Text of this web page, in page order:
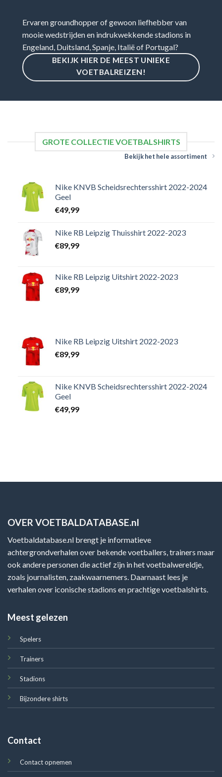
Ervaren groundhopper of gewoon liefhebber van
mooie wedstrijden en indrukwekkende stadions in
Engeland, Duitsland, Spanje, Italië of Portugal?
BEKIJK HIER DE MEEST UNIEKE
VOETBALREIZEN!
GROTE COLLECTIE VOETBALSHIRTS
Bekijk het hele assortiment
Nike KNVB Scheidsrechtersshirt 2022-2024
Geel
€49,99
Nike RB Leipzig Thuisshirt 2022-2023
€89,99
Nike RB Leipzig Uitshirt 2022-2023
€89,99
Nike RB Leipzig Uitshirt 2022-2023
€89,99
Nike KNVB Scheidsrechtersshirt 2022-2024
Geel
€49,99
OVER VOETBALDATABASE.nl
Voetbaldatabase.nl brengt je informatieve
achtergrondverhalen over bekende voetballers, trainers maar
ook andere personen die actief zijn in het voetbalwereldje,
zoals journalisten, zaakwaarnemers. Daarnaast lees je
verhalen over iconische stadions en prachtige voetbalshirts.
Meest gelezen
Spelers
Trainers
Stadions
Bijzondere shirts
Contact
Contact opnemen